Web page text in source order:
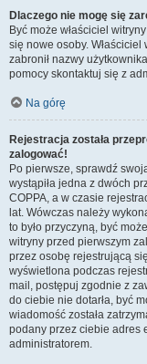
Dlaczego nie mogę się
Być może właściciel
się nowe osoby.
zabronił nazwy
pomocy skontaktuj się z
Na górę
Rejestracja została
zalogować!
Po pierwsze, sprawdź
wystąpiła jedna z dwóch
COPPA, a w czasie
lat. Wówczas należy
to było przyczyną, być
witryny przed pierwszym
przez osobę rejestrującą
wyświetlona podczas
mail, postępuj zgodnie z
do ciebie nie dotarła, być
wiadomość została
podany przez ciebie adres
administratorem.